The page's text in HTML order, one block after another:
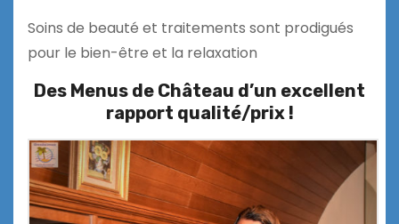
Soins de beauté et traitements sont prodigués
pour le bien-être et la relaxation
Des Menus de Château d’un excellent
rapport qualité/prix !